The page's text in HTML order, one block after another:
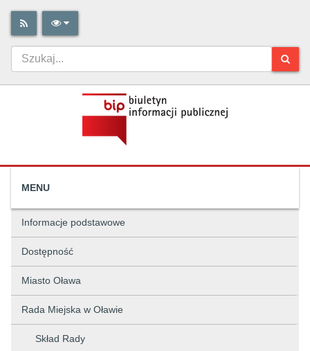
MENU
Informacje podstawowe
Dostępność
Miasto Oława
Rada Miejska w Oławie
Skład Rady